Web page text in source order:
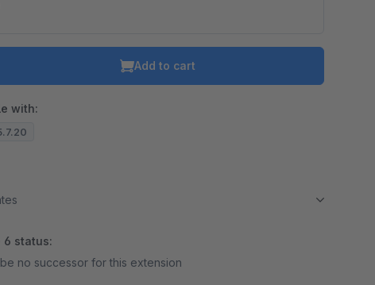
Add to cart
with:
6 status:
no successor for this extension